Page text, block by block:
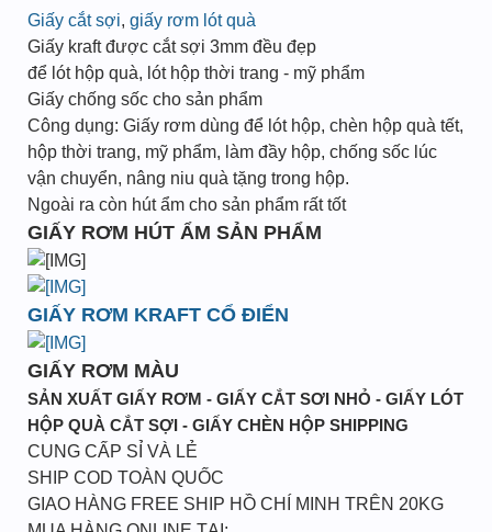
Giấy cắt sợi, giấy rơm lót quà
Giấy kraft được cắt sợi 3mm đều đẹp
để lót hộp quà, lót hộp thời trang - mỹ phẩm
Giấy chống sốc cho sản phẩm
Công dụng: Giấy rơm dùng để lót hộp, chèn hộp quà tết,
hộp thời trang, mỹ phẩm, làm đầy hộp, chống sốc lúc
vận chuyển, nâng niu quà tặng trong hộp.
Ngoài ra còn hút ẩm cho sản phẩm rất tốt
GIẤY RƠM HÚT ẨM SẢN PHẨM
GIẤY RƠM KRAFT CỔ ĐIỂN
GIẤY RƠM MÀU
SẢN XUẤT GIẤY RƠM - GIẤY CẮT SƠI NHỎ - GIẤY LÓT
HỘP QUÀ CẮT SỢI - GIẤY CHÈN HỘP SHIPPING
CUNG CẤP SỈ VÀ LẺ
SHIP COD TOÀN QUỐC
GIAO HÀNG FREE SHIP HỒ CHÍ MINH TRÊN 20KG